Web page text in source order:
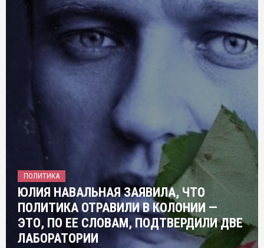
ПОЛИТИКА
ЮЛИЯ НАВАЛЬНАЯ ЗАЯВИЛА, ЧТО
ПОЛИТИКА ОТРАВИЛИ В КОЛОНИИ —
ЭТО, ПО ЕЕ СЛОВАМ, ПОДТВЕРДИЛИ ДВЕ
ЛАБОРАТОРИИ